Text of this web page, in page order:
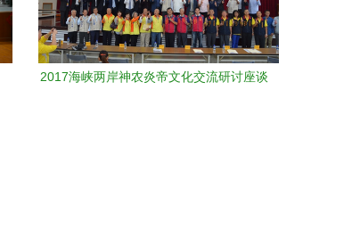
2017海峡两岸神农炎帝文化交流研讨座谈